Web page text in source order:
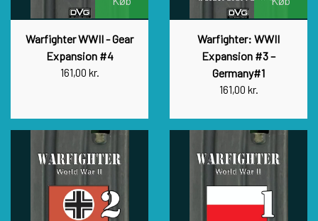
Warfighter WWII - Gear
Expansion #4
161,00 kr.
Warfighter: WWII
Expansion #3 –
Germany#1
161,00 kr.